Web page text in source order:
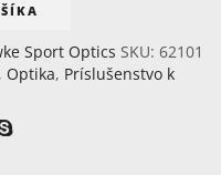
Sport Optics SKU: 62101
, Optika, Príslušenstvo k